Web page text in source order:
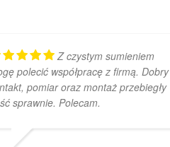
Z czystym sumieniem
polecić współpracę z firmą. Dobry
pomiar oraz montaż przebiegły
sprawnie. Polecam.